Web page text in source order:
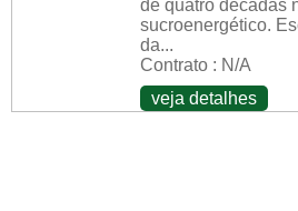
de quatro décadas
sucroenergético.
da...
Contrato : N/A
veja detalhes